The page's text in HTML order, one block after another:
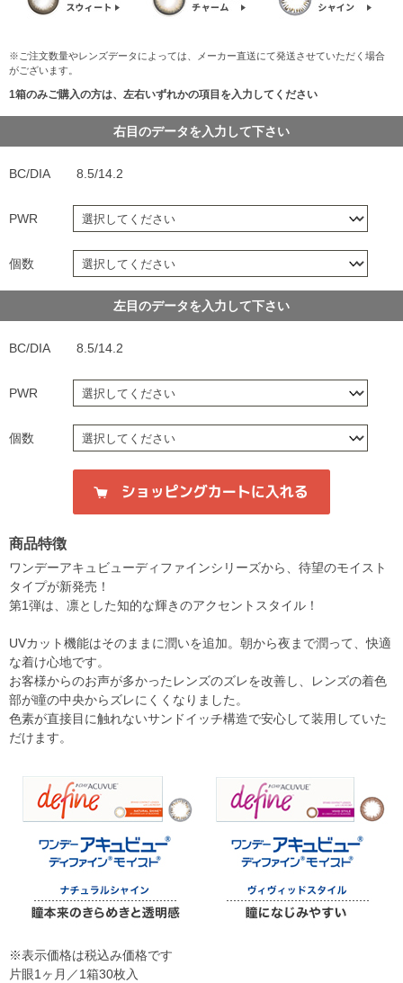
※ご注文数量やレンズデータによっては、メーカー直送にて発送させていただく場合
がございます。
1箱のみご購入の方は、左右いずれかの項目を入力してください
右目のデータを入力して下さい
BC/DIA 8.5/14.2
PWR
個数
左目のデータを入力して下さい
BC/DIA 8.5/14.2
PWR
個数
商品特徴
ワンデーアキュビューディファインシリーズから、待望のモイスト
タイプが新発売！
第1弾は、凛とした知的な輝きのアクセントスタイル！
UVカット機能はそのままに潤いを追加。朝から夜まで潤って、快適
な着け心地です。
お客様からのお声が多かったレンズのズレを改善し、レンズの着色
部が瞳の中央からズレにくくなりました。
色素が直接目に触れないサンドイッチ構造で安心して装用していた
だけます。
※表示価格は税込み価格です
片眼1ヶ月／1箱30枚入